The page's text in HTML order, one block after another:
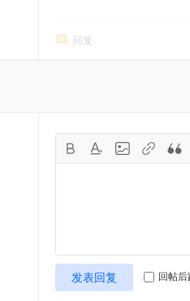
回复
发表回复 回帖